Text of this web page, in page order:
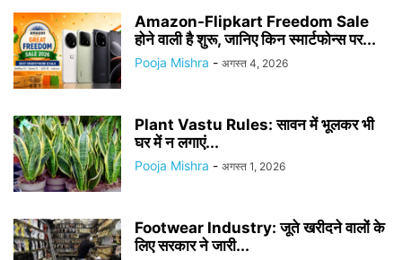
Amazon-Flipkart Freedom Sale
होने वाली है शुरू, जानिए किन स्मार्टफोन्स पर...
Pooja Mishra - अगस्त 4, 2026
Plant Vastu Rules: सावन में भूलकर भी
घर में न लगाएं...
Pooja Mishra - अगस्त 1, 2026
Footwear Industry: जूते खरीदने वालों के
लिए सरकार ने जारी...